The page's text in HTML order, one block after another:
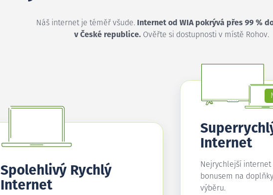
Náš internet je téměř všude.
Internet od WIA pokrývá přes 99 %
v České republice. Ověřte si dostupnosti v místě Rohov.
Spolehlivý Rychlý
Internet
Internet
Nejrychlejší internet
bonusem na
výběru.